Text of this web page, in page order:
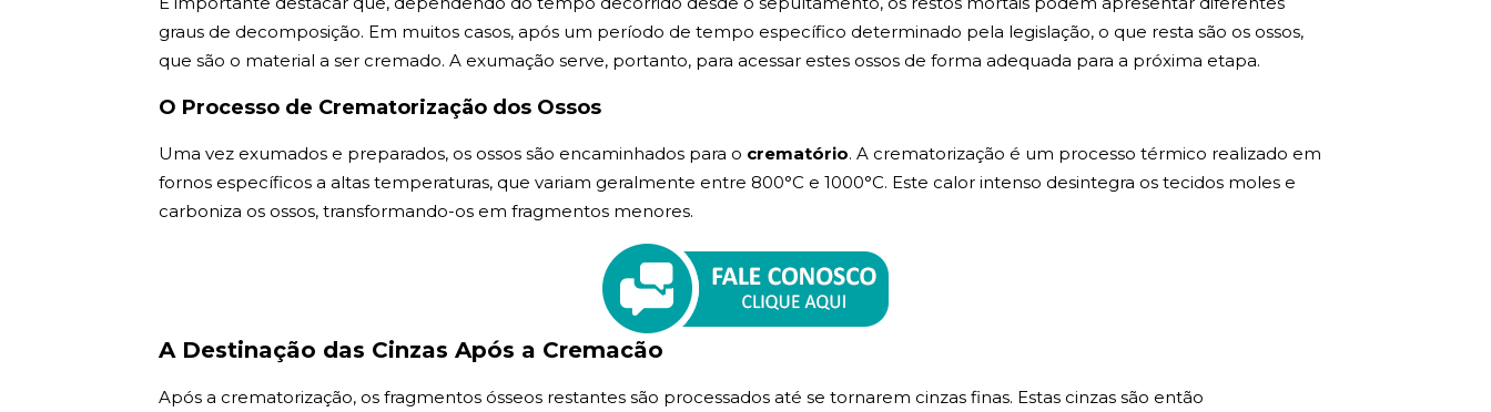
graus de decomposição. Em muitos casos, após um período de tempo específico determinado pela legislação, o que resta são os ossos,
que são o material a ser cremado. A exumação serve, portanto, para acessar estes ossos de forma adequada para a próxima etapa.
O Processo de Crematorização dos Ossos
Uma vez exumados e preparados, os ossos são encaminhados para o crematório. A crematorização é um processo térmico realizado em
fornos específicos a altas temperaturas, que variam geralmente entre 800°C e 1000°C. Este calor intenso desintegra os tecidos moles e
carboniza os ossos, transformando-os em fragmentos menores.
A Destinação das Cinzas Após a Cremacão
Após a crematorização, os fragmentos ósseos restantes são processados até se tornarem cinzas finas. Estas cinzas são então